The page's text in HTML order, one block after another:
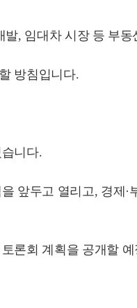
, 임대차 시장 등 부
방침입니다.
니다.
앞두고 열리고, 경제
론회 계획을 공개할